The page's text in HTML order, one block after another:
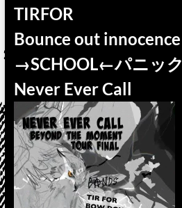
TIRFOR
Bounce out innocence
→SCHOOL←パニック
Never Ever Call